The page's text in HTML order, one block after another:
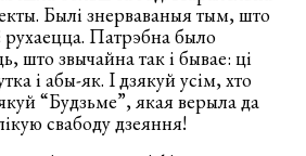
Былі знерваваныя тым, што
рухаецца. Патрэбна было
што звычайна так і бывае: ці
і абы-як. І дзякуй усім, хто
“Будзьме”, якая верыла да
свабоду дзеяння!